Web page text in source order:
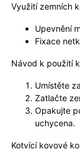
Využití zemních
Upevnění
Fixace
Návod k použití
Umístěte
Zatlačte
Opakujte
uchycena.
Kotvící kovové